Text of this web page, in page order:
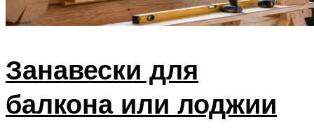
Занавески для
балкона или лоджии